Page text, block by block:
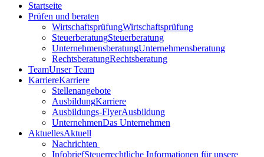
Startseite
Prüfen und beraten
WirtschaftsprüfungWirtschaftsprüfung
SteuerberatungSteuerberatung
UnternehmensberatungUnternehmensberatung
RechtsberatungRechtsberatung
TeamUnser Team
KarriereKarriere
Stellenangebote
AusbildungKarriere
Ausbildungs-FlyerAusbildung
UnternehmenDas Unternehmen
AktuellesAktuell
Nachrichten
InfobriefSteuerrechtliche Informationen für unsere